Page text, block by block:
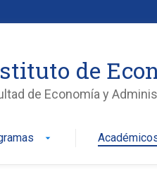
de
de Economía y
arrow_drop_down